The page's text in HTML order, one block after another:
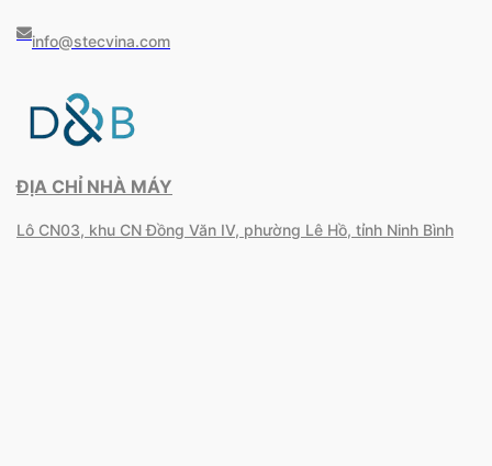
info@stecvina.com
ĐỊA CHỈ NHÀ MÁY
Lô CN03, khu CN Đồng Văn IV, phường Lê Hồ, tỉnh Ninh Bình